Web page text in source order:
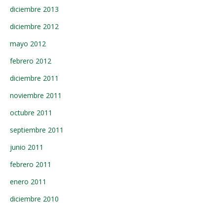
diciembre 2013
diciembre 2012
mayo 2012
febrero 2012
diciembre 2011
noviembre 2011
octubre 2011
septiembre 2011
junio 2011
febrero 2011
enero 2011
diciembre 2010